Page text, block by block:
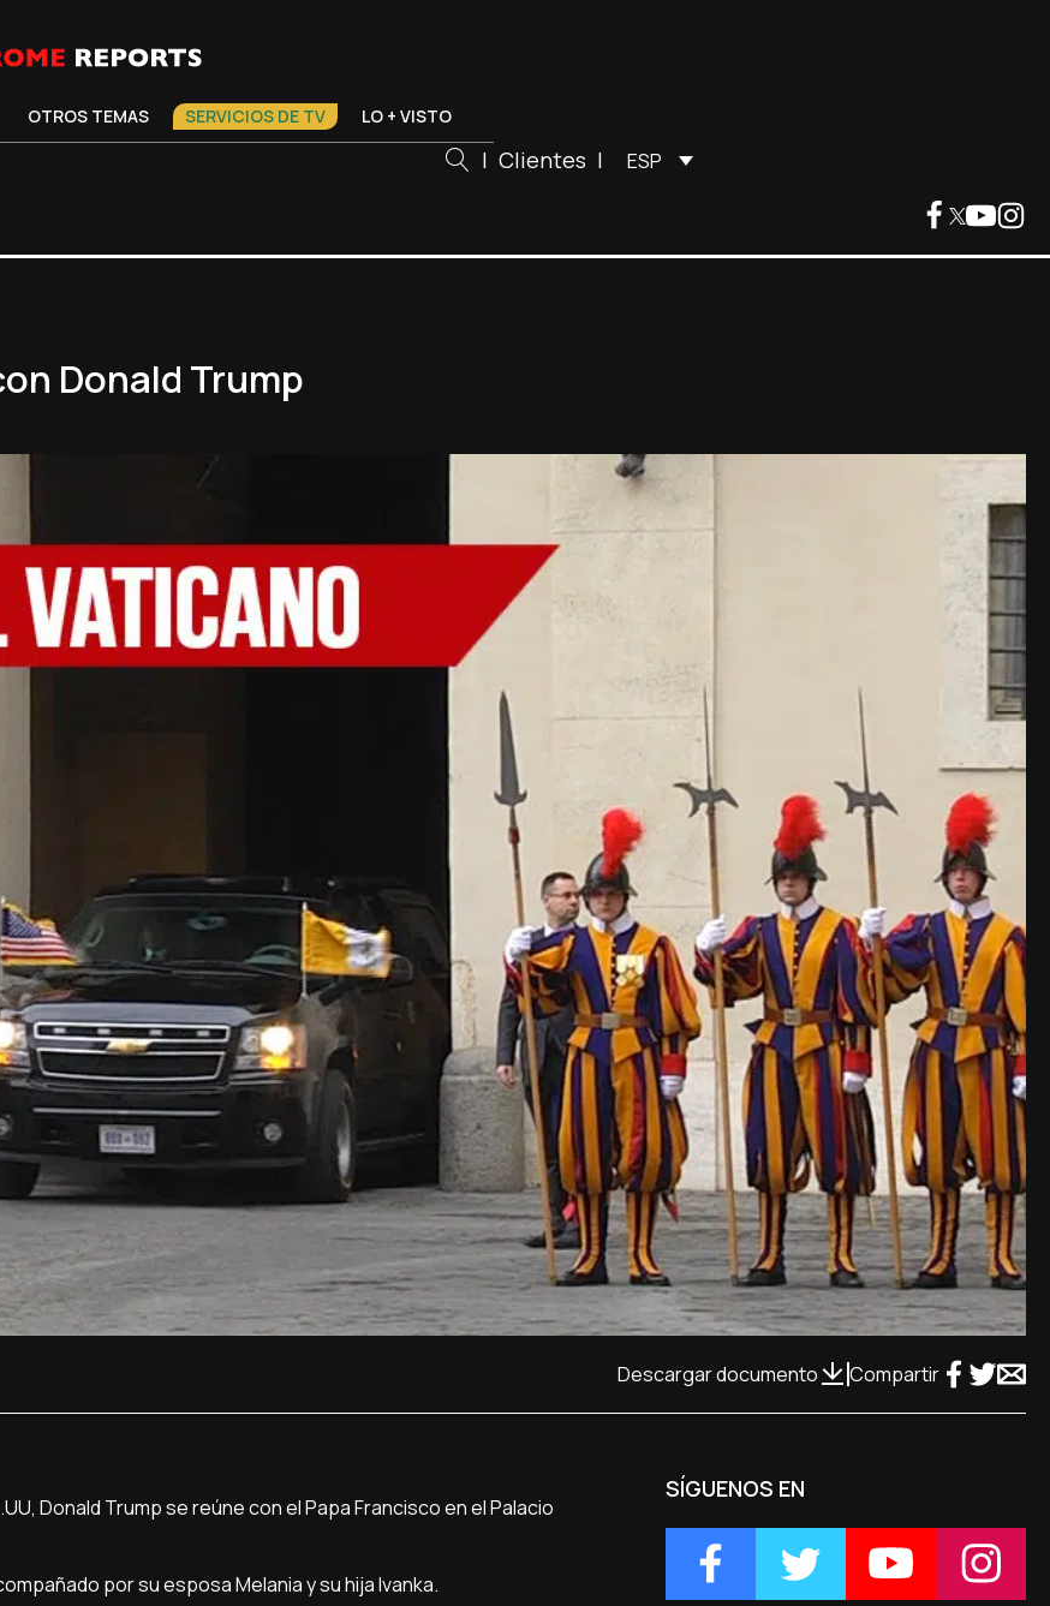
OTROS TEMAS SERVICIOS DE TV LO + VISTO
| Clientes | ESP
Donald Trump
Descargar documento Compartir
Donald Trump se reúne con el Papa Francisco en el Palacio
por su esposa Melania y su hija Ivanka.
SÍGUENOS EN